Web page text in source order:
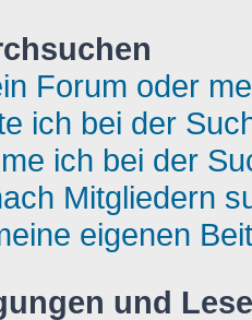
Forum oder
ich bei der
ich bei der
Mitgliedern
eigenen
und